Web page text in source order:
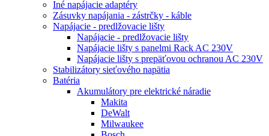
Iné napájacie adaptéry
Zásuvky napájania - zástrčky - káble
Napájacie - predlžovacie lišty
Napájacie - predlžovacie lišty
Napájacie lišty s panelmi Rack AC 230V
Napájacie lišty s prepäťovou ochranou AC 230V
Stabilizátory sieťového napätia
Batéria
Akumulátory pre elektrické náradie
Makita
DeWalt
Milwaukee